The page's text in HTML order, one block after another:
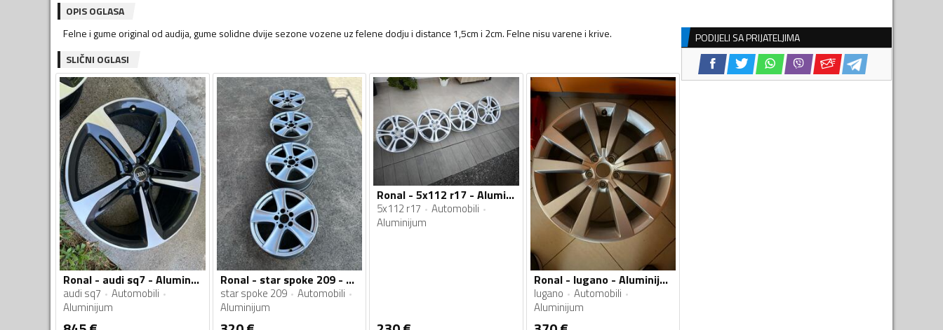
OPIS OGLASA
Felne i gume original od audija, gume solidne dvije sezone vozene uz felene dodju i distance 1,5cm i 2cm. Felne nisu varene i krive.
SLIČNI OGLASI
Ronal - audi sq7 - Aluminijum felne
audi sq7
Automobili
Aluminijum
Ronal - star spoke 209 - Aluminijum felne
star spoke 209
Automobili
Aluminijum
Ronal - 5x112 r17 - Aluminijum felne
5x112 r17
Automobili
Aluminijum
Ronal - lugano - Aluminijum felne
lugano
Automobili
Aluminijum
PODIJELI SA PRIJATELJIMA